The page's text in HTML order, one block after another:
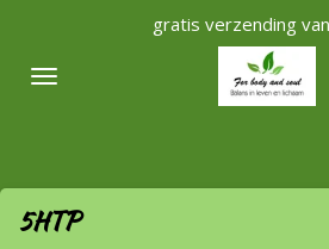
naar
gratis verzending
5HTP